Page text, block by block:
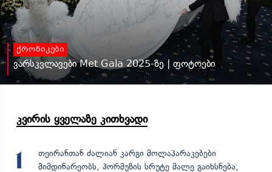
ქრონიკები
ვარსკვლავები Met Gala 2025-ზე | ფოტოები
კვირის ყველაზე კითხვადი
1
თეირანთან ძალიან კარგი მოლაპარაკებები
მიმდინარეობს, ჰორმუზის სრუტე მალე გაიხსნება,